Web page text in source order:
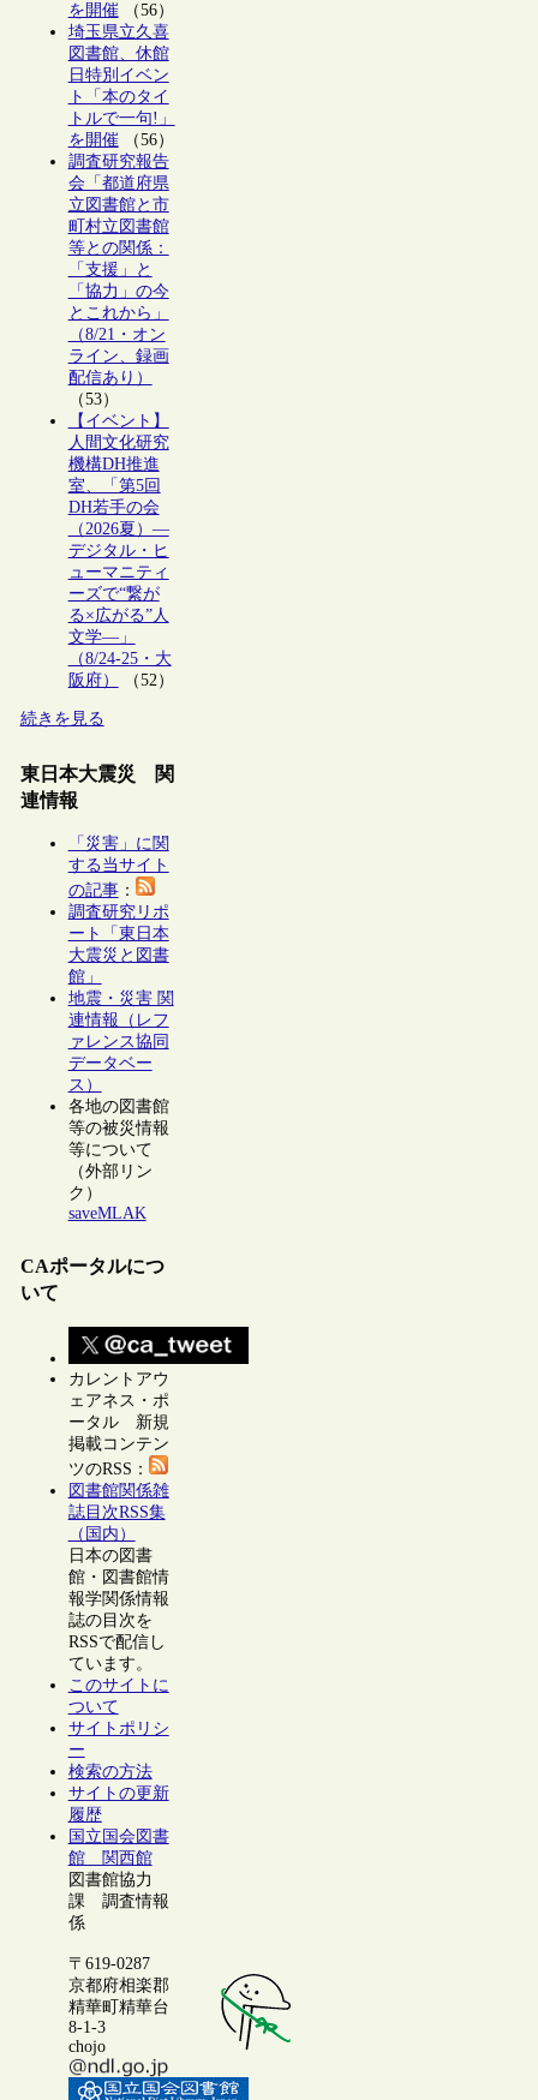
を開催（56）
埼玉県立久喜
図書館、休館
日特別イベン
ト「本のタイ
トルで一句!」
を開催（56）
調査研究報告
会「都道府県
立図書館と市
町村立図書館
等との関係：
「支援」と
「協力」の今
とこれから」
（8/21・オン
ライン、録画
配信あり）
（53）
【イベント】
人間文化研究
機構DH推進
室、「第5回
DH若手の会
（2026夏）―
デジタル・ヒ
ューマニティ
ーズで“繋が
る×広がる”人
文学―」
（8/24-25・大
阪府）
（52）
続きを見る
東日本大震災 関
連情報
「災害」に関
する当サイト
の記事：
調査研究リポ
ート「東日本
大震災と図書
館」
地震・災害 関
連情報（レフ
ァレンス協同
データベー
ス）
各地の図書館
等の被災情報
等について
（外部リン
ク）
saveMLAK
CAポータルにつ
いて
カレントアウ
ェアネス・ポ
ータル 新規
掲載コンテン
ツのRSS：
図書館関係雑
誌目次RSS集
（国内）
日本の図書
館・図書館情
報学関係情報
誌の目次を
RSSで配信し
ています。
このサイトに
ついて
サイトポリシ
ー
検索の方法
サイトの更新
履歴
国立国会図書
館 関西館
図書館協力
課 調査情報
係
〒619-0287
京都府相楽郡
精華町精華台
8-1-3
chojo